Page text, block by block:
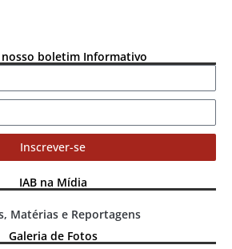
nosso boletim Informativo
Inscrever-se
IAB na Mídia
Matérias e Reportagens
Galeria de Fotos